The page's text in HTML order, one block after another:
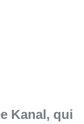
Kanal, qui